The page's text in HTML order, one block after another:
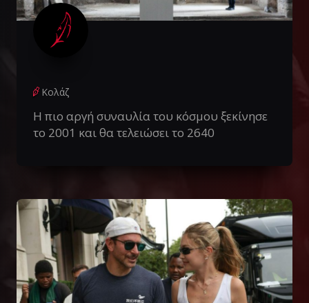
Κολάζ
Η πιο αργή συναυλία του κόσμου ξεκίνησε
το 2001 και θα τελειώσει το 2640